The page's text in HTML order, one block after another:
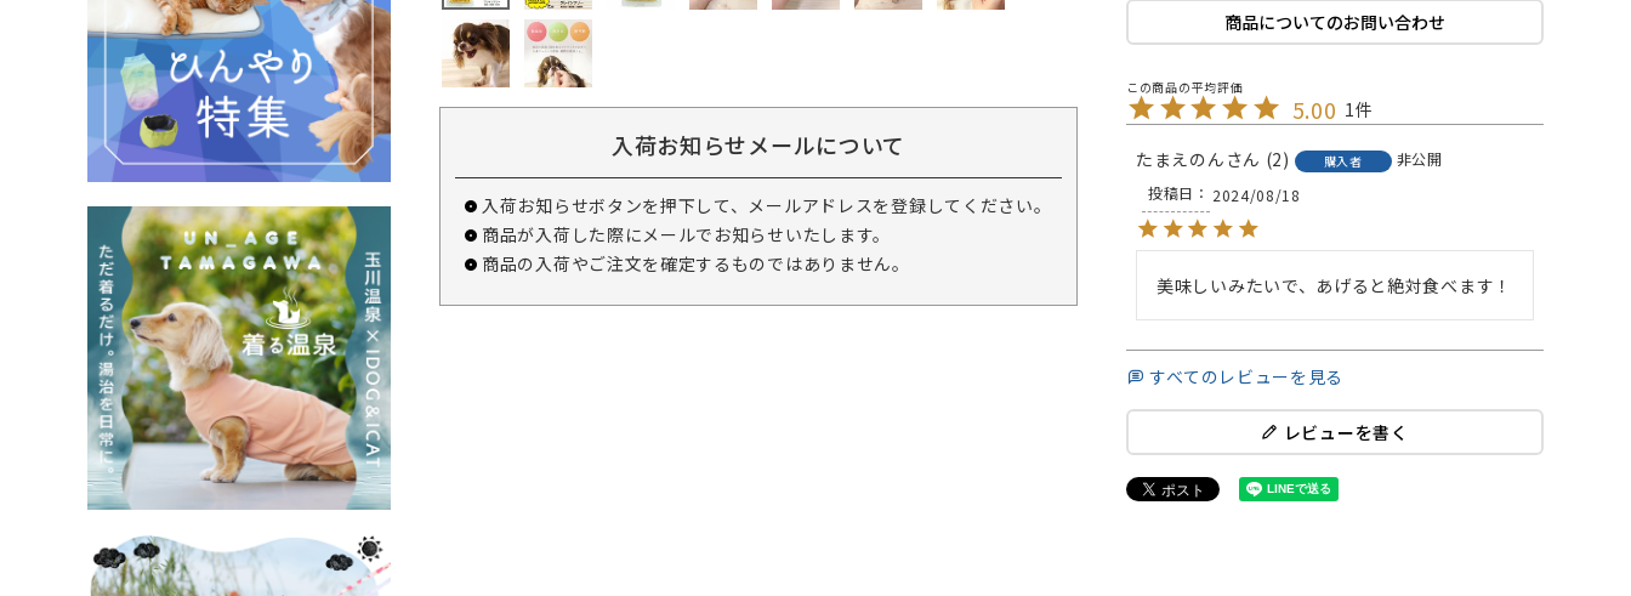
入荷お知らせメールについて
入荷お知らせボタンを押下して、メールアドレスを登録してください。
商品が入荷した際にメールでお知らせいたします。
商品の入荷やご注文を確定するものではありません。
商品についてのお問い合わせ
5.00 1
たまえのん 2 購入者
非公開
投稿日
2024/08/18
美味しいみたいで、あげると絶対食べます！
すべてのレビューを見る
レビューを書く